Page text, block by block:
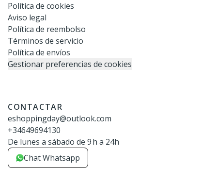
Política de cookies
Aviso legal
Política de reembolso
Términos de servicio
Política de envíos
Gestionar preferencias de cookies
CONTACTAR
eshoppingday@outlook.com
+34649694130
De lunes a sábado de 9 h a 24h
Chat Whatsapp